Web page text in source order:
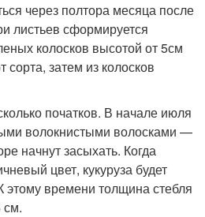
через полтора месяца после
листьев сформируется
колосков высотой от 5см
сорта, затем из колосков
початков. В начале июля
волокнистыми волосками —
начнут засыхать. Когда
цвет, кукуруза будет
этому времени толщина стебля
см.